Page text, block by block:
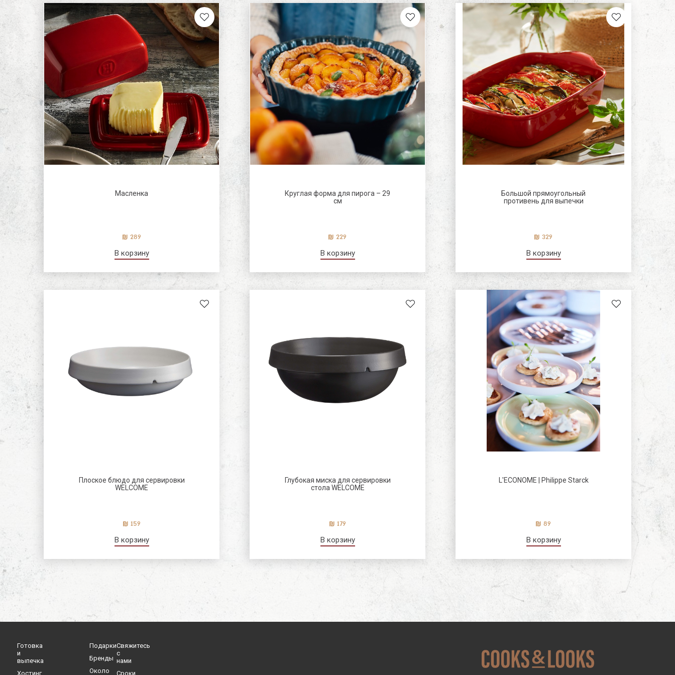
В честь праздника
Для кого-то
особенного
красный и черный
хром
бронза
коричневый
зеленый
белый черный
пурпурный
пурпурный
Апельсин
бирюзовый
Масленка
289
В корзину
Круглая форма для пирога – 29
см
229
В корзину
Большой прямоугольный
противень для выпечки
329
В корзину
Плоское блюдо для сервировки
WELCOME
159
В корзину
Глубокая миска для сервировки
стола WELCOME
179
В корзину
L'ECONOME | Philippe Starck
89
В корзину
Готовка
и
выпечка
Хостинг
Подарки
Бренды
Oколо
Свяжитесь
с
нами
Cроки